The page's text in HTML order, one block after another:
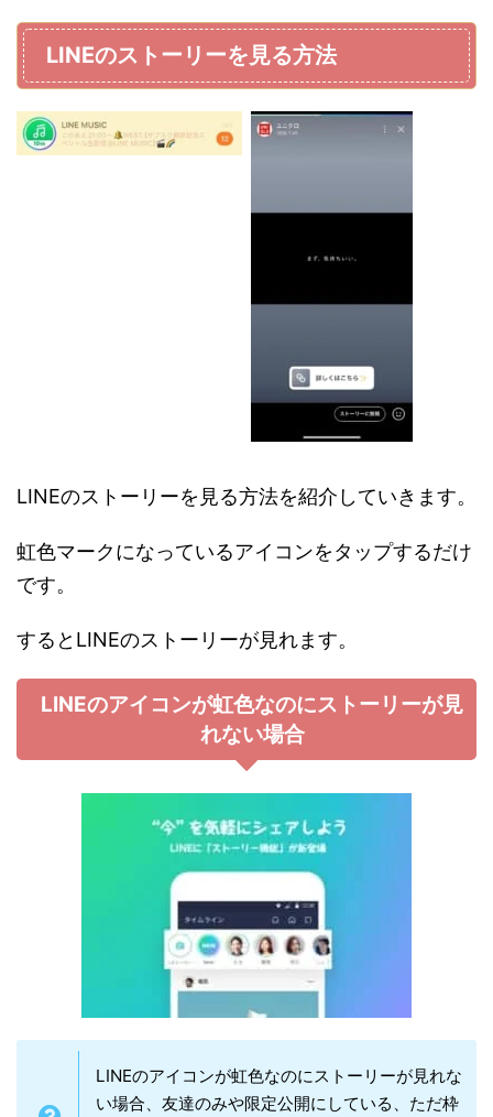
LINEのストーリーを見る方法
LINEのストーリーを見る方法を紹介していきます。
虹色マークになっているアイコンをタップするだけ
です。
するとLINEのストーリーが見れます。
LINEのアイコンが虹色なのにストーリーが見
れない場合
LINEのアイコンが虹色なのにストーリーが見れな
い場合、友達のみや限定公開にしている、ただ枠